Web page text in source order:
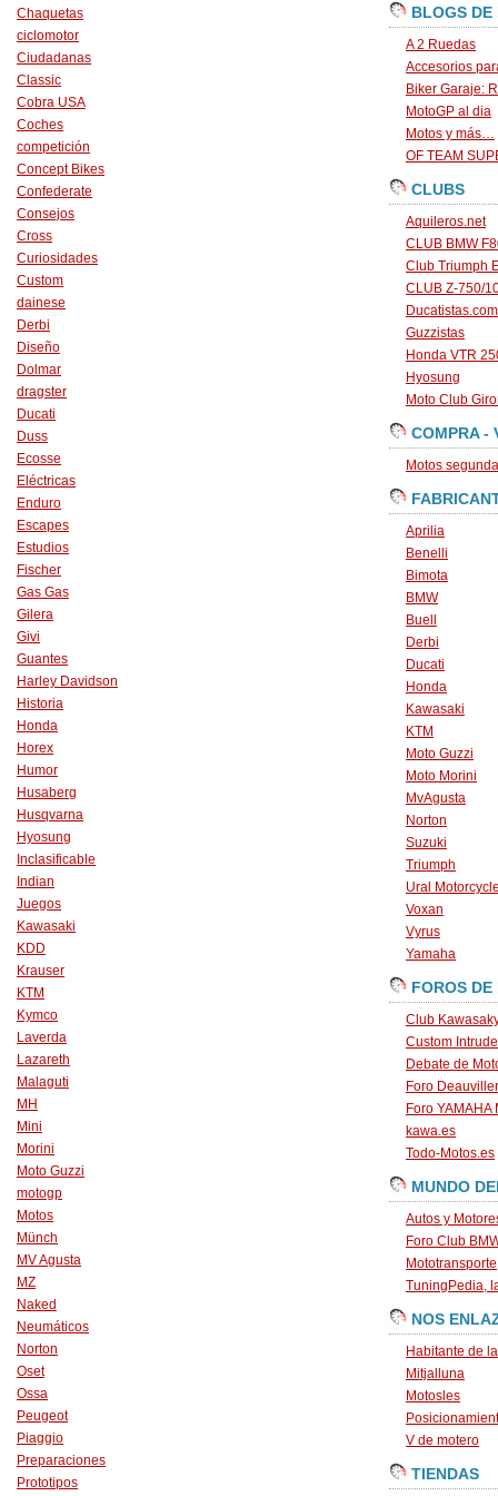
Chaquetas
ciclomotor
Ciudadanas
Classic
Cobra USA
Coches
competición
Concept Bikes
Confederate
Consejos
Cross
Curiosidades
Custom
dainese
Derbi
Diseño
Dolmar
dragster
Ducati
Duss
Ecosse
Eléctricas
Enduro
Escapes
Estudios
Fischer
Gas Gas
Gilera
Givi
Guantes
Harley Davidson
Historia
Honda
Horex
Humor
Husaberg
Husqvarna
Hyosung
Inclasificable
Indian
Juegos
Kawasaki
KDD
Krauser
KTM
Kymco
Laverda
Lazareth
Malaguti
MH
Mini
Morini
Moto Guzzi
motogp
Motos
Münch
MV Agusta
MZ
Naked
Neumáticos
Norton
Oset
Ossa
Peugeot
Piaggio
Preparaciones
Prototipos
BLOGS DE
A 2 Ruedas
Accesorios
Biker Garaje:
MotoGP al dia
Motos y más…
OF TEAM
CLUBS
Aquileros.net
CLUB BMW
Club Triumph
CLUB Z-750/
Ducatistas.com
Guzzistas
Honda VTR
Hyosung
Moto Club
COMPRA -
Motos
Aprilia
Benelli
Bimota
BMW
Buell
Derbi
Ducati
Honda
Kawasaki
KTM
Moto Guzzi
Moto Morini
MvAgusta
Norton
Suzuki
Triumph
Ural
Voxan
Vyrus
Yamaha
FOROS DE
Club
Custom
Debate de
Foro
Foro YAMAHA
kawa.es
Todo-Motos.es
MUNDO
Autos y
Foro Club
Mototransporte
TuningPedia,
NOS
Habitante de
Mitjalluna
Motosles
V de motero
TIENDAS